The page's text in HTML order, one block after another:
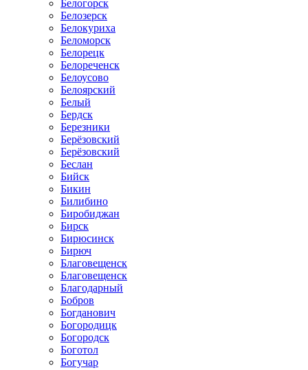
Белогорск
Белозерск
Белокуриха
Беломорск
Белорецк
Белореченск
Белоусово
Белоярский
Белый
Бердск
Березники
Берёзовский
Берёзовский
Беслан
Бийск
Бикин
Билибино
Биробиджан
Бирск
Бирюсинск
Бирюч
Благовещенск
Благовещенск
Благодарный
Бобров
Богданович
Богородицк
Богородск
Боготол
Богучар